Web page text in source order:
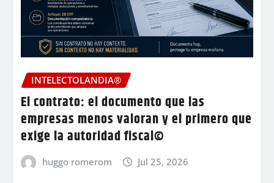
INTELECTOLANDIA®
El contrato: el documento que las
empresas menos valoran y el primero que
exige la autoridad fiscal©
huggo romerom Jul 25, 2026